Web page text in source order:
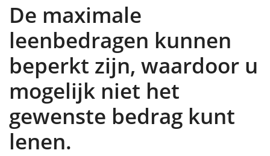
De maximale
leenbedragen kunnen
beperkt zijn, waardoor u
mogelijk niet het
gewenste bedrag kunt
lenen.